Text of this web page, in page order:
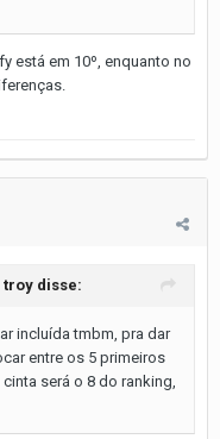
está em 10º, enquanto no
troy disse:
incluída tmbm, pra dar
entre os 5 primeiros
será o 8 do ranking,